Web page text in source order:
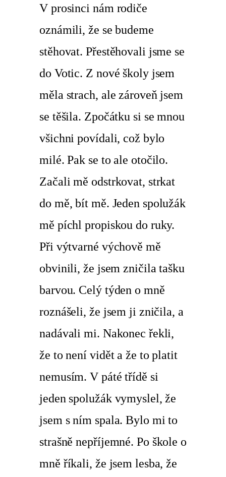
V prosinci nám rodiče
oznámili, že se budeme
stěhovat. Přestěhovali jsme se
do Votic. Z nové školy jsem
měla strach, ale zároveň jsem
se těšila. Zpočátku si se mnou
všichni povídali, což bylo
milé. Pak se to ale otočilo.
Začali mě odstrkovat, strkat
do mě, bít mě. Jeden spolužák
mě píchl propiskou do ruky.
Při výtvarné výchově mě
obvinili, že jsem zničila tašku
barvou. Celý týden o mně
roznášeli, že jsem ji zničila, a
nadávali mi. Nakonec řekli,
že to není vidět a že to platit
nemusím. V páté třídě si
jeden spolužák vymyslel, že
jsem s ním spala. Bylo mi to
strašně nepříjemné. Po škole o
mně říkali, že jsem lesba, že